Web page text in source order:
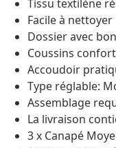
Tissu textilène
Facile à nettoyer
Dossier avec
Coussins
Accoudoir
Type réglable:
Assemblage
La livraison
3 x Canapé